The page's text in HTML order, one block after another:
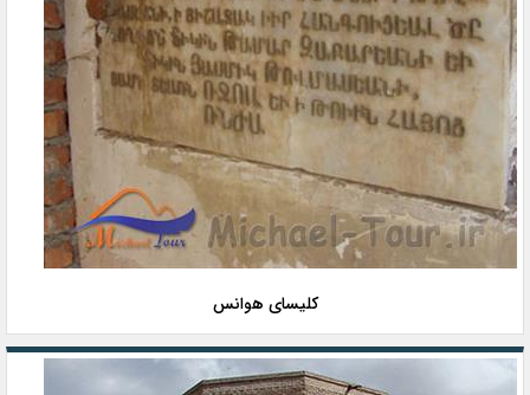
کلیسای هوانس